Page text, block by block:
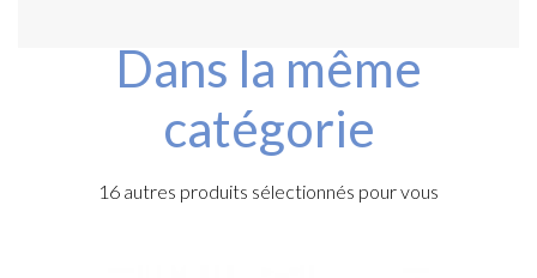
Dans la même
catégorie
16 autres produits sélectionnés pour vous